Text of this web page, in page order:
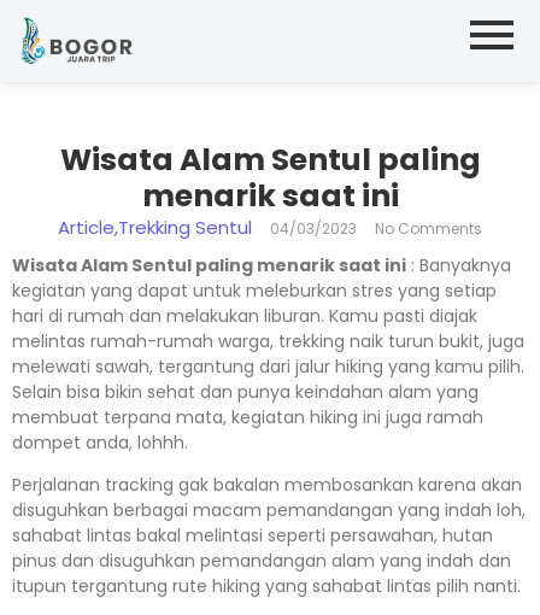
Wisata Alam Sentul paling
menarik saat ini
Article,Trekking Sentul 04/03/2023 No Comments
Wisata Alam Sentul paling menarik saat ini : Banyaknya
kegiatan yang dapat untuk meleburkan stres yang setiap
hari di rumah dan melakukan liburan. Kamu pasti diajak
melintas rumah-rumah warga, trekking naik turun bukit, juga
melewati sawah, tergantung dari jalur hiking yang kamu pilih.
Selain bisa bikin sehat dan punya keindahan alam yang
membuat terpana mata, kegiatan hiking ini juga ramah
dompet anda, lohhh.
Perjalanan tracking gak bakalan membosankan karena akan
disuguhkan berbagai macam pemandangan yang indah loh,
sahabat lintas bakal melintasi seperti persawahan, hutan
pinus dan disuguhkan pemandangan alam yang indah dan
itupun tergantung rute hiking yang sahabat lintas pilih nanti.